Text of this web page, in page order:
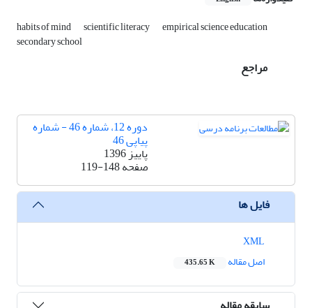
habits of mind scientific literacy empirical science education
secondary school
مراجع
دوره 12، شماره 46 - شماره
پیاپی 46
پاییز 1396
صفحه119-148
فایل ها
اصل مقاله
435.65 K